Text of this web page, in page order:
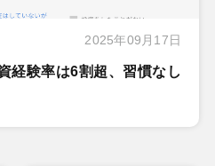
2025年09月17日
経験率は6割超、習慣なし